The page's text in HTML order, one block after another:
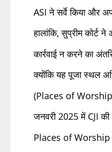
ASI ने सर्वे किया और
हालांकि, सुप्रीम कोर्ट ने
कार्रवाई न करने का
क्योंकि यह पूजा स्थल
(Places of
जनवरी 2025 में CJI
Places of Worship